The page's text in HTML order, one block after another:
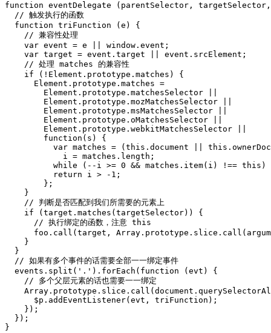
function eventDelegate ( parentSelector , targetSelector ,
// 触发执行的函数
function triFunction ( e )
{
// 兼容性处理
var event = e window . event ;
var target = event . target event . srcElement ;
// 处理 matches 的兼容性
if
( ! Element . prototype . matches )
{
Element . prototype . matches =
Element . prototype . matchesSelector
Element . prototype . mozMatchesSelector
Element . prototype . msMatchesSelector
Element . prototype . oMatchesSelector
Element . prototype . webkitMatchesSelector
function ( s )
{
var matches = ( this . document this .
i = matches . length ;
while
( -- i >= 0 && matches . item( i ) !== this )
return
i > - 1 ;
};
}
// 判断是否匹配到我们所需要的元素上
if
( target . matches ( targetSelector))
{
// 执行绑定的函数，注意 this
foo . call ( target , Array . prototype . slice . call (
}
}
// 如果有多个事件的话需要全部一一绑定事件
events . split ( '.' ). forEach ( function ( evt )
{
// 多个父层元素的话也需要一一绑定
Array . prototype . slice . call ( document .
$p . addEventListener( evt , triFunction );
});
});
}